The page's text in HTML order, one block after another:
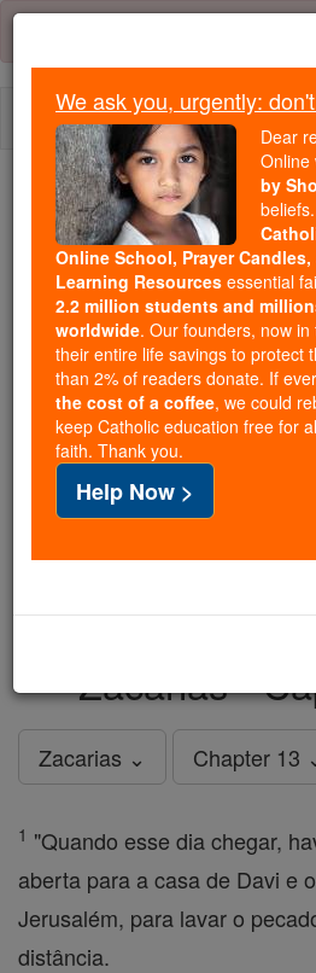
Skip
content
We ask you, urgently: don't
Dear
wasde-
for our
shut
Online, Catholic Online School,
Catholic Online Learning
tools serving over2.2 million
families worldwide. Our
just gave their entire life savings
But fewer than 2% of readers
just$5, the cost of a coffee, we
in faith. Thank you.DONATE
Zacarias -
Zacarias ⌄ Chapter 13
1 "Quando esse dia chegar,
aberta para a casa de Davi e
Jerusalém, para lavar o
distância.
We ask you, urgently:
Dear
Online
by
Online School, Prayer
Learning Resources essential
2.2 million students and
worldwide. Our founders, now
their entire life savings to protect
than 2% of readers donate. If
the cost of a coffee, we could
keep Catholic education free for
faith. Thank you.
Help Now >